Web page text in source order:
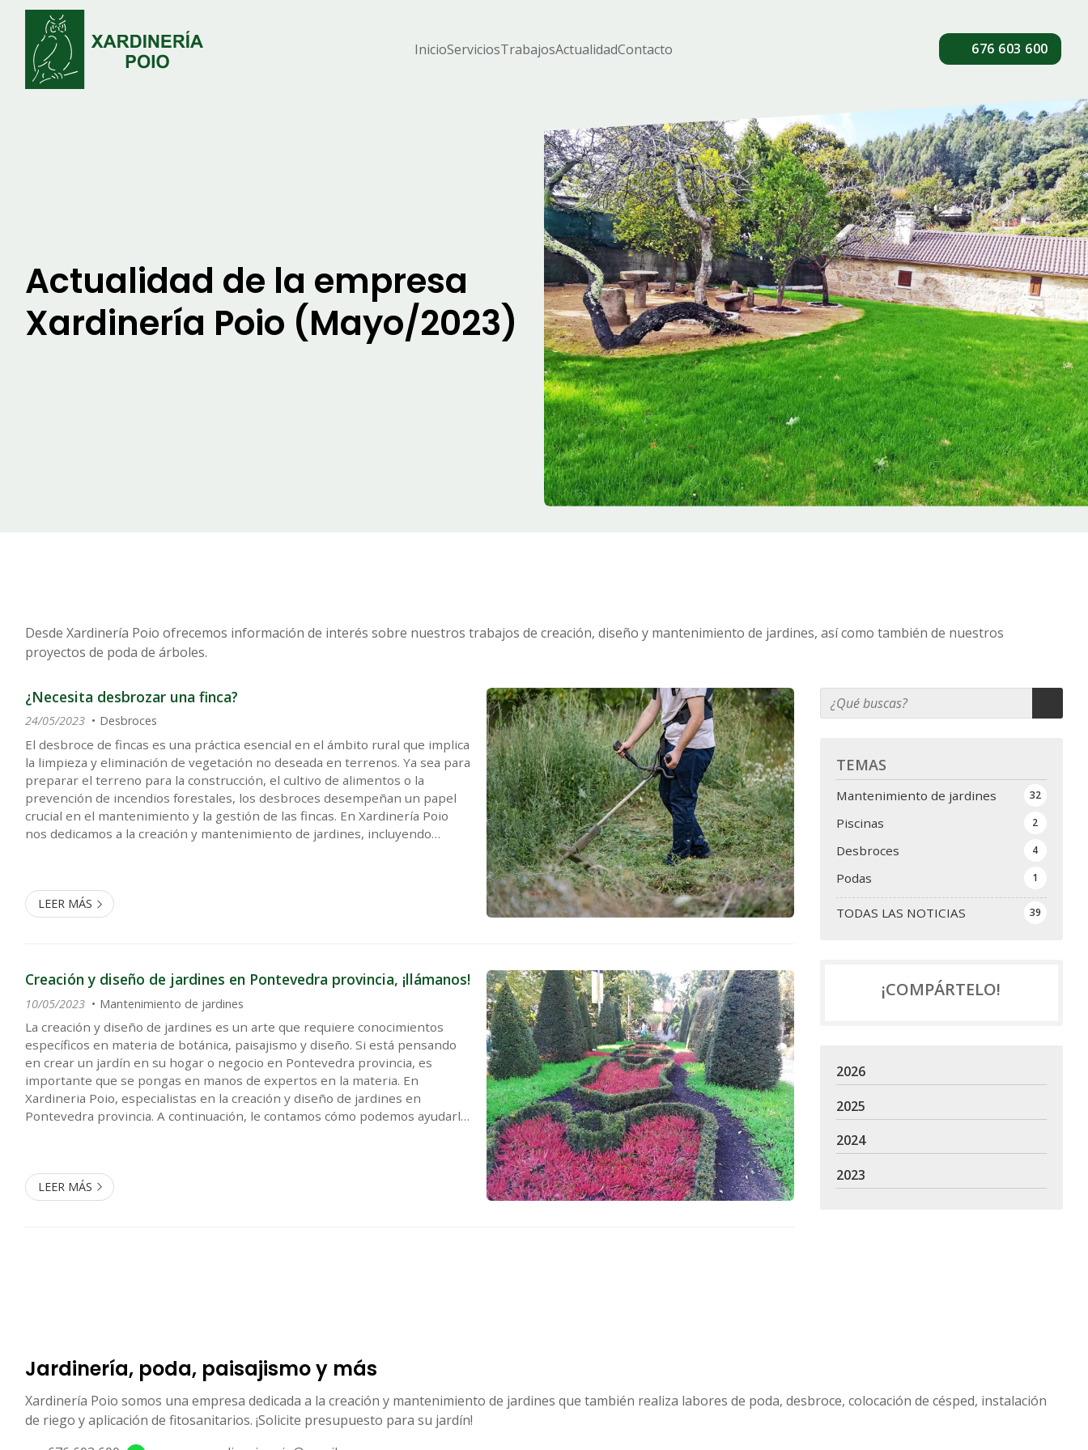
InicioServiciosTrabajosActualidadContacto 676 603 600
Actualidad de la empresa
Xardinería Poio (Mayo/2023)
Desde Xardinería Poio ofrecemos información de interés sobre nuestros trabajos de creación, diseño y mantenimiento de jardines, así como también de nuestros
proyectos de poda de árboles.
TEMAS
TODAS LAS NOTICIAS 39
Mantenimiento de jardines 32
Piscinas 2
Desbroces 4
Podas 1
¿Necesita desbrozar una finca?
24/05/2023 Desbroces
El desbroce de fincas es una práctica esencial en el ámbito rural que implica
la limpieza y eliminación de vegetación no deseada en terrenos. Ya sea para
preparar el terreno para la construcción, el cultivo de alimentos o la
prevención de incendios forestales, los desbroces desempeñan un papel
crucial en el mantenimiento y la gestión de las fincas. En Xardinería Poio
nos dedicamos a la creación y mantenimiento de jardines, incluyendo
LEER MÁS
Creación y diseño de jardines en Pontevedra provincia, ¡llámanos!
10/05/2023 Mantenimiento de jardines
La creación y diseño de jardines es un arte que requiere conocimientos
específicos en materia de botánica, paisajismo y diseño. Si está pensando
en crear un jardín en su hogar o negocio en Pontevedra provincia, es
importante que se pongas en manos de expertos en la materia. En
Xardineria Poio, especialistas en la creación y diseño de jardines en
Pontevedra provincia. A continuación, le contamos cómo podemos ayudarle
LEER MÁS
¡COMPÁRTELO!
2026
2025
2024
2023
Jardinería, poda, paisajismo y más
Xardinería Poio somos una empresa dedicada a la creación y mantenimiento de jardines que también realiza labores de poda, desbroce, colocación de césped, instalación
de riego y aplicación de fitosanitarios. ¡Solicite presupuesto para su jardín!